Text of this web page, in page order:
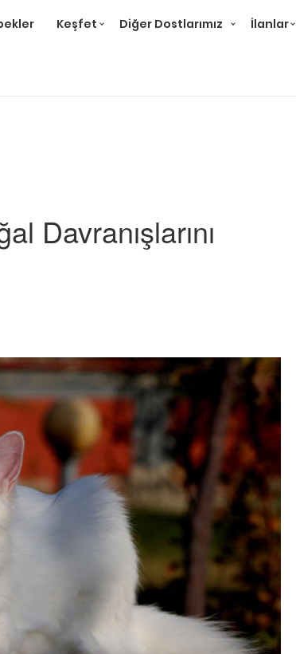
Keşfet Diğer Dostlarımız İlanlar
Davranışlarını
Tüm İnsanların Ders Çıkarması
Gereken 26 Hayvansever Söz
22.05.2020
Anne Kedi Yavrusunu Neden
Reddeder ve Terk Eder?
22.05.2020
Evde Beslenebilecek En Tatlı 21
Küçük Kedi Cinsi
22.05.2020
Yavru Kedilerde Pire Nasıl